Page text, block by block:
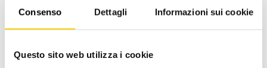
Consenso Dettagli Informazioni sui cookie
Questo sito web utilizza i cookie